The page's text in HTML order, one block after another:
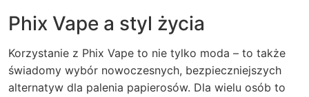
Phix Vape a styl życia
Korzystanie z Phix Vape to nie tylko moda – to także
świadomy wybór nowoczesnych, bezpieczniejszych
alternatyw dla palenia papierosów. Dla wielu osób to